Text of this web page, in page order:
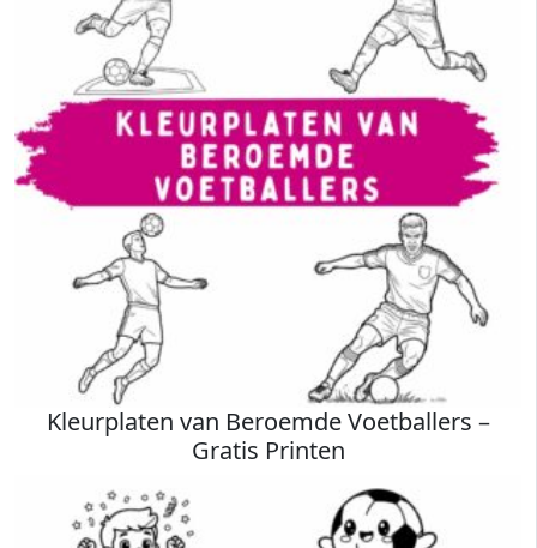
Kleurplaten van Beroemde Voetballers –
Gratis Printen